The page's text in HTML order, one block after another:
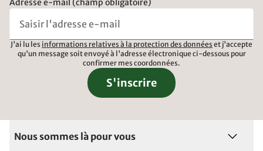
Adresse e-mail (champ obligatoire)
J'ai lu les informations relatives à la protection des données et j'accepte
qu'un message soit envoyé à l'adresse électronique ci-dessous pour
confirmer mes coordonnées.
S'inscrire
Nous sommes là pour vous